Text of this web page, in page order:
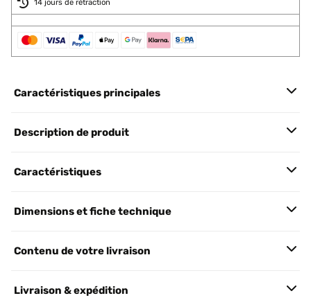
14 jours de rétraction
Caractéristiques principales
Description de produit
Caractéristiques
Dimensions et fiche technique
Contenu de votre livraison
Livraison & expédition